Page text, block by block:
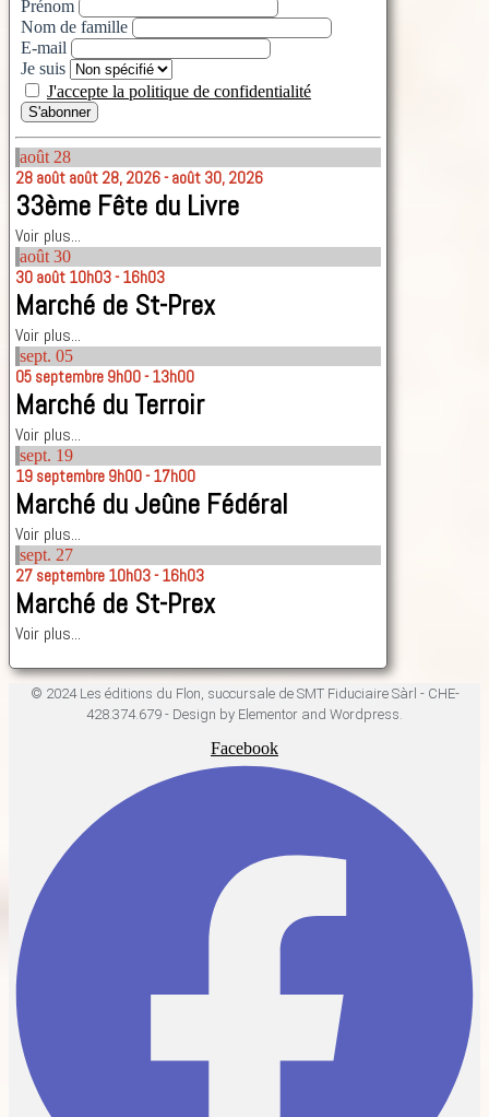
Prénom
Nom de famille
E-mail
Je suis
J'accepte la politique de confidentialité
août 28
28 août août 28, 2026 - août 30, 2026
33ème Fête du Livre
Voir plus...
août 30
30 août 10h03 - 16h03
Marché de St-Prex
Voir plus...
sept. 05
05 septembre 9h00 - 13h00
Marché du Terroir
Voir plus...
sept. 19
19 septembre 9h00 - 17h00
Marché du Jeûne Fédéral
Voir plus...
sept. 27
27 septembre 10h03 - 16h03
Marché de St-Prex
Voir plus...
© 2024 Les éditions du Flon, succursale de SMT Fiduciaire Sàrl - CHE-
428.374.679 - Design by Elementor and Wordpress.
Facebook